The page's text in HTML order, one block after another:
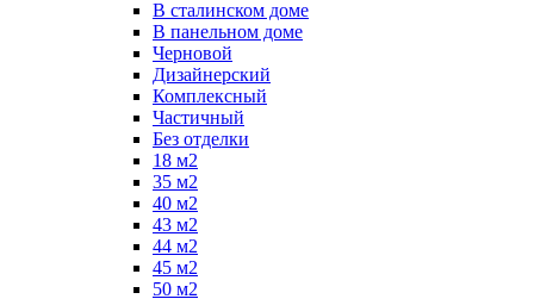
В сталинском доме
В панельном доме
Черновой
Дизайнерский
Комплексный
Частичный
Без отделки
18 м2
35 м2
40 м2
43 м2
44 м2
45 м2
50 м2